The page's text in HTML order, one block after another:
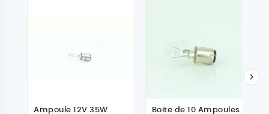
Ampoule 12V 35W
Boite de 10 Ampoules
